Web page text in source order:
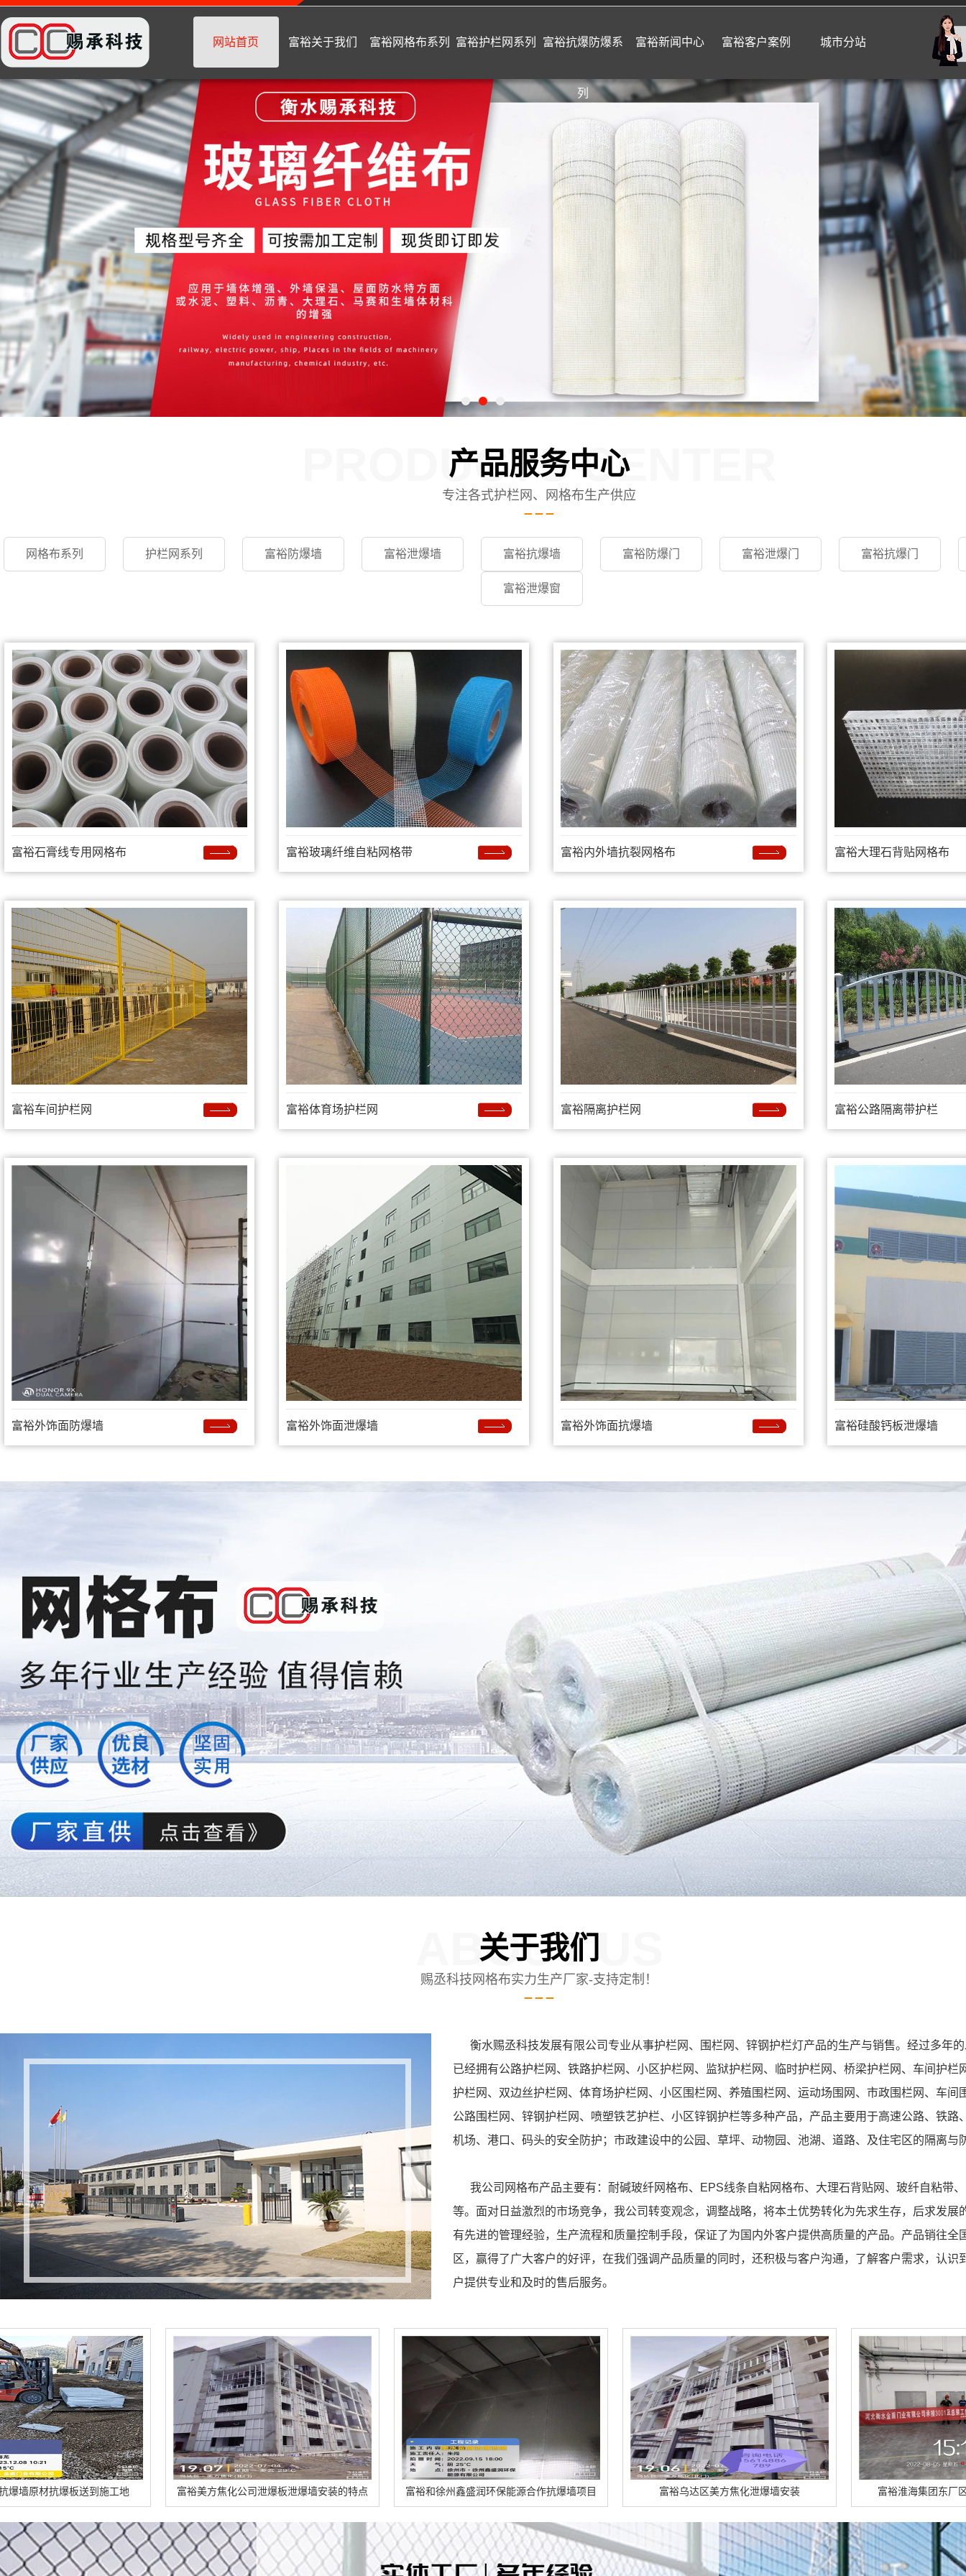
网站首页 富裕关于我们 富裕网格布系列 富裕护栏网系列 富裕抗爆防爆系
列
富裕新闻中心 富裕客户案例 城市分站
产品服务中心
PRODUCTS CENTER
专注各式护栏网、网格布生产供应
网格布系列 护栏网系列 富裕防爆墙 富裕泄爆墙 富裕抗爆墙 富裕防爆门 富裕泄爆门 富裕抗爆门
富裕泄爆窗
富裕石膏线专用网格布 富裕玻璃纤维自粘网格带 富裕内外墙抗裂网格布 富裕大理石背贴网格布
富裕车间护栏网 富裕体育场护栏网 富裕隔离护栏网 富裕公路隔离带护栏
富裕外饰面防爆墙 富裕外饰面泄爆墙 富裕外饰面抗爆墙 富裕硅酸钙板泄爆墙
关于我们
ABOUT US
赐丞科技网格布实力生产厂家-支持定制！
衡水赐丞科技发展有限公司专业从事护栏网、围栏网、锌钢护栏灯产品的生产与销售。经过多年
已经拥有公路护栏网、铁路护栏网、小区护栏网、监狱护栏网、临时护栏网、桥梁护栏网、车间护栏
护栏网、双边丝护栏网、体育场护栏网、小区围栏网、养殖围栏网、运动场围网、市政围栏网、车间
公路围栏网、锌钢护栏网、喷塑铁艺护栏、小区锌钢护栏等多种产品，产品主要用于高速公路、铁路
机场、港口、码头的安全防护；市政建设中的公园、草坪、动物园、池湖、道路、及住宅区的隔离与
我公司网格布产品主要有：耐碱玻纤网格布、EPS线条自粘网格布、大理石背贴网、玻纤自粘带
等。面对日益激烈的市场竞争，我公司转变观念，调整战略，将本土优势转化为先求生存，后求发展
有先进的管理经验，生产流程和质量控制手段，保证了为国内外客户提供高质量的产品。产品销往全
区，赢得了广大客户的好评，在我们强调产品质量的同时，还积极与客户沟通，了解客户需求，认识
户提供专业和及时的售后服务。
施工地 富裕美方焦化公司泄爆板泄爆墙安装的特点 富裕和徐州鑫盛润环保能源合作抗爆墙项目 富裕乌达区美方焦化泄爆墙安装 富裕淮海集团东厂区泄爆墙顺利竣工